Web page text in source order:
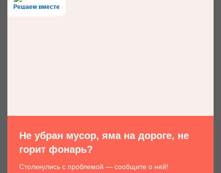
Решаем вместе
Не убран мусор, яма на дороге, не
горит фонарь?
Столкнулись с проблемой — сообщите о ней!